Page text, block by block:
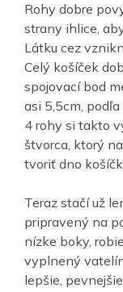
Rohy dobre
strany ihlice,
Látku cez
Celý košíček
spojovací bod
asi 5,5cm,
4 rohy si takto
štvorca, ktorý
tvoriť dno
Teraz stačí už
pripravený na
nízke boky,
vyplnený
lepšie,